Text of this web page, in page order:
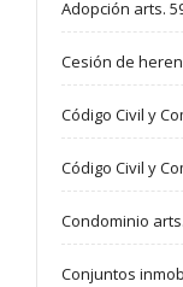
Adopción arts.
Cesión de
Código Civil y
Código Civil y
Condominio
Conjuntos